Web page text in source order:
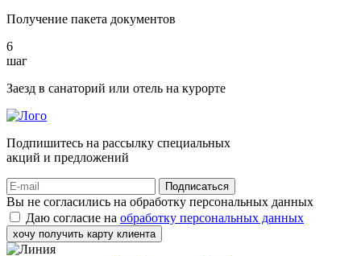
Получение пакета документов
6
шаг
Заезд в санаторий или отель на курорте
Подпишитесь на рассылку специальных
акций и предложений
Подписаться
Вы не согласились на обработку персональных данных
Даю согласие на обработку персональных данных
хочу получить карту клиента